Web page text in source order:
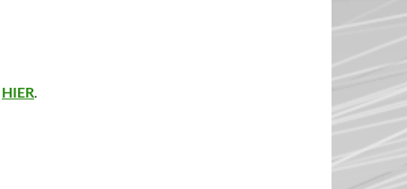
HIER.